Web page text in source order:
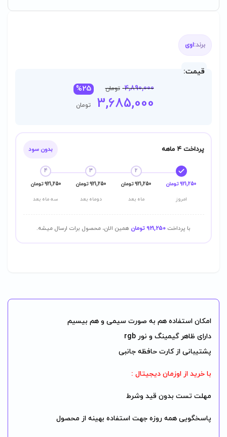
برند:اوی
قیمت:
4,890,000 تومان
قیمت
اصلی:
3,685,000 تومان
قیمت
فعلی:
%25
پرداخت ۴ ماهه بدون سود
921,250 تومان
امروز
2
921,250 تومان
ماه بعد
3
921,250 تومان
دوماه بعد
4
921,250 تومان
سه ماه بعد
با پرداخت 921,250 تومان همین الان، محصول برات ارسال میشه.
امکان استفاده هم به صورت سیمی و هم بیسیم
دارای ظاهر گیمینگ و نور rgb
پشتیبانی از کارت حافظه جانبی
با خرید از اوزمان دیجیتال :
مهلت تست بدون قید وشرط
پاسخگویی همه روزه جهت استفاده بهینه از محصول